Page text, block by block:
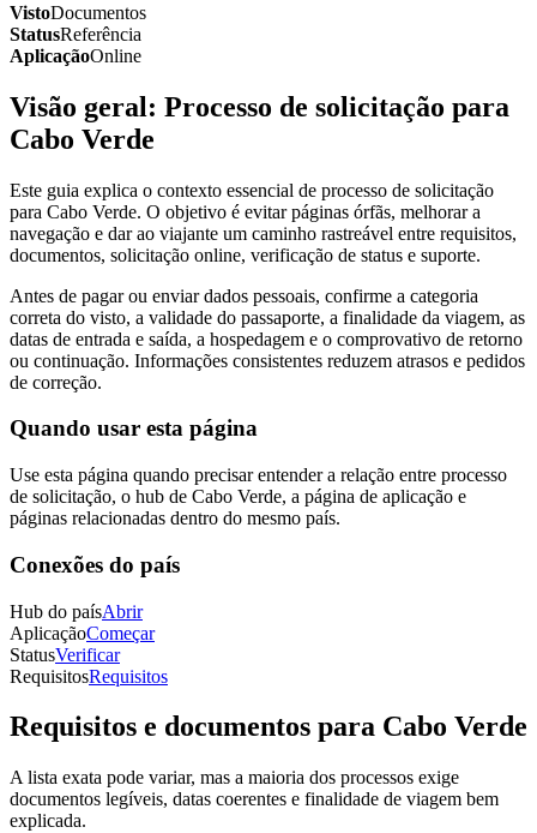
VistoDocumentos
StatusReferência
AplicaçãoOnline
Visão geral: Processo de solicitação para
Cabo Verde
Este guia explica o contexto essencial de processo de solicitação
para Cabo Verde. O objetivo é evitar páginas órfãs, melhorar a
navegação e dar ao viajante um caminho rastreável entre requisitos,
documentos, solicitação online, verificação de status e suporte.
Antes de pagar ou enviar dados pessoais, confirme a categoria
correta do visto, a validade do passaporte, a finalidade da viagem, as
datas de entrada e saída, a hospedagem e o comprovativo de retorno
ou continuação. Informações consistentes reduzem atrasos e pedidos
de correção.
Quando usar esta página
Use esta página quando precisar entender a relação entre processo
de solicitação, o hub de Cabo Verde, a página de aplicação e
páginas relacionadas dentro do mesmo país.
Conexões do país
Hub do paísAbrir
AplicaçãoComeçar
StatusVerificar
RequisitosRequisitos
Requisitos e documentos para Cabo Verde
A lista exata pode variar, mas a maioria dos processos exige
documentos legíveis, datas coerentes e finalidade de viagem bem
explicada.